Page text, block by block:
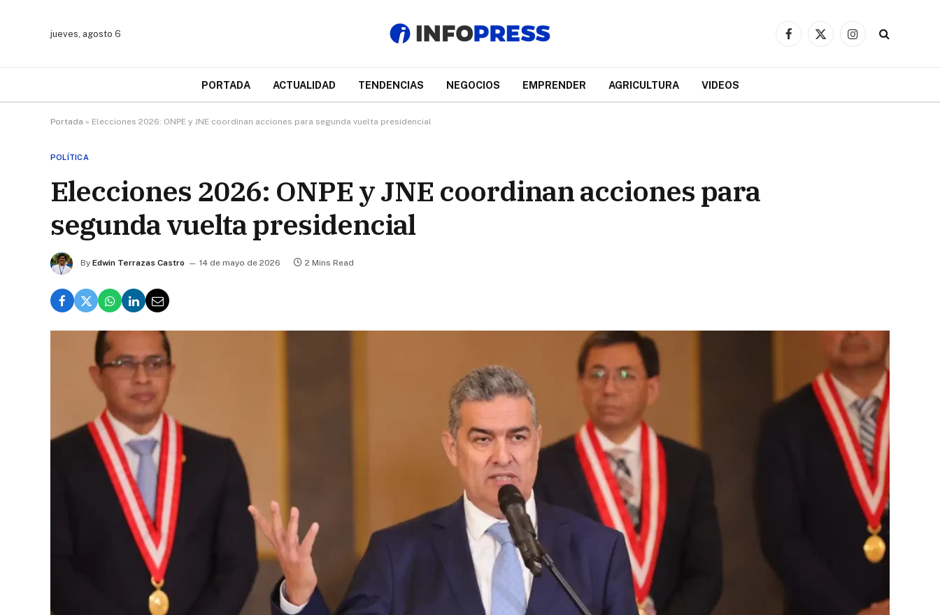
jueves, agosto 6
Facebook
X
Instagram
PORTADA ACTUALIDAD TENDENCIAS NEGOCIOS EMPRENDER AGRICULTURA VIDEOS
Portada » Elecciones 2026: ONPE y JNE coordinan acciones para segunda vuelta presidencial
POLÍTICA
Elecciones 2026: ONPE y JNE coordinan acciones para
segunda vuelta presidencial
By Edwin Terrazas Castro 14 de mayo de 2026 2 Mins Read